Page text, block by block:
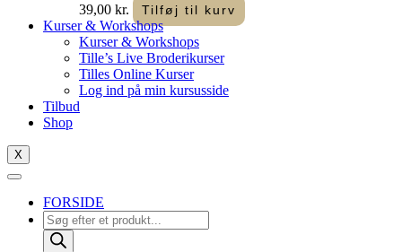
39,00 kr. Tilføj til kurv
Kurser & Workshops
Kurser & Workshops
Tille’s Live Broderikurser
Tilles Online Kurser
Log ind på min kursusside
Tilbud
Shop
X
FORSIDE
Products
search